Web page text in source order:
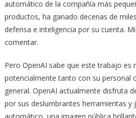
automático de la compañía más
productos, ha ganado decenas de
defensa e inteligencia por su cuenta.
comentar.
Pero OpenAI sabe que este trabajo es
potencialmente tanto con su personal
general. OpenAI actualmente disfruta
por sus deslumbrantes herramientas y
automático, una imagen pública